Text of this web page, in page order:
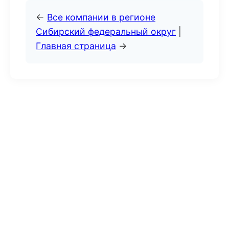
← Все компании в регионе
Сибирский федеральный округ
Главная страница →